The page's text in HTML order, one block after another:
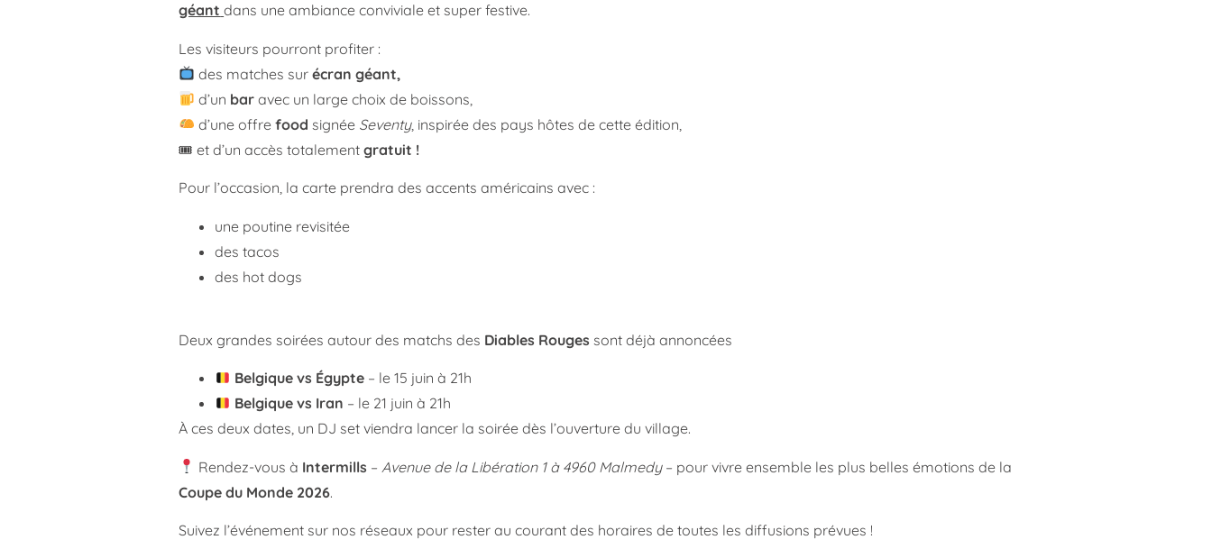
géant dans une ambiance conviviale et super festive.
Les visiteurs pourront profiter :
des matches surécran géant,
d’un bar avec un large choix de boissons,
d’une offrefood signée Seventy, inspirée des pays hôtes de cette édition,
🎟 et d’un accès totalementgratuit !
Pour l’occasion, la carte prendra des accents américains avec :
une poutine revisitée
des tacos
des hot dogs
Deux grandes soirées autour des matchs des Diables Rouges sont déjà annoncées
Belgique vs Égypte – le 15 juin à 21h
Belgique vs Iran – le 21 juin à 21h
À ces deux dates, un DJ set viendra lancer la soirée dès l’ouverture du village.
Rendez-vous à Intermills – Avenue de la Libération 1 à 4960 Malmedy– pour vivre ensemble les plus belles émotions de la
Coupe du Monde 2026.
Suivez l’événement sur nos réseaux pour rester au courant des horaires de toutes les diffusions prévues !